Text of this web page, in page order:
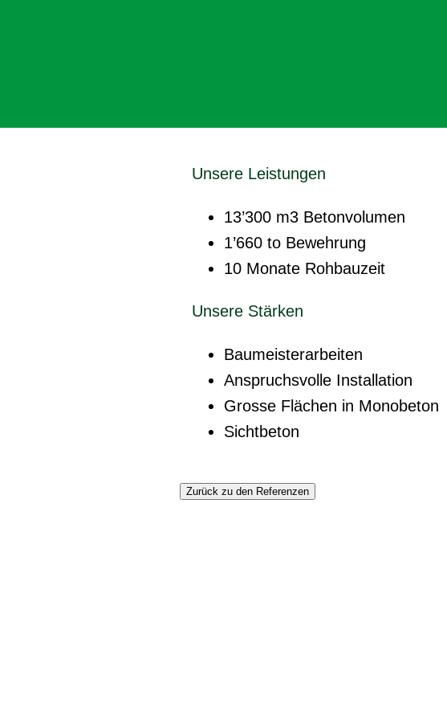
Unsere Leistungen
13’300 m3 Betonvolumen
1’660 to Bewehrung
10 Monate Rohbauzeit
Unsere Stärken
Baumeisterarbeiten
Anspruchsvolle Installation
Grosse Flächen in Monobeton
Sichtbeton
Zurück zu den Referenzen